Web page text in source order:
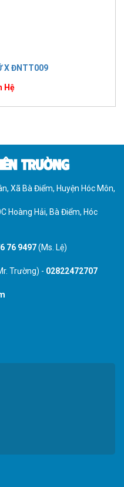
X ĐNTT009
Hệ
TRƯỜNG
Xã Bà Điểm, Huyện Hóc Môn,
Hoàng Hải, Bà Điểm, Hóc
76 9497(Ms. Lệ)
Trường) - 02822472707